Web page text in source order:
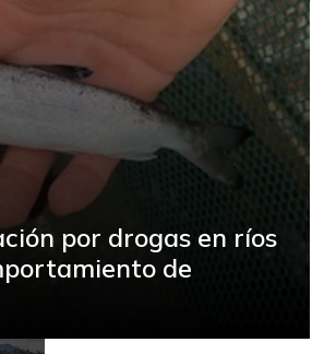
por drogas en ríos
de